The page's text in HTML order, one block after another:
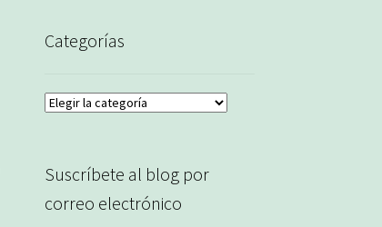
Categorías
Categorías
Suscríbete al blog por
correo electrónico